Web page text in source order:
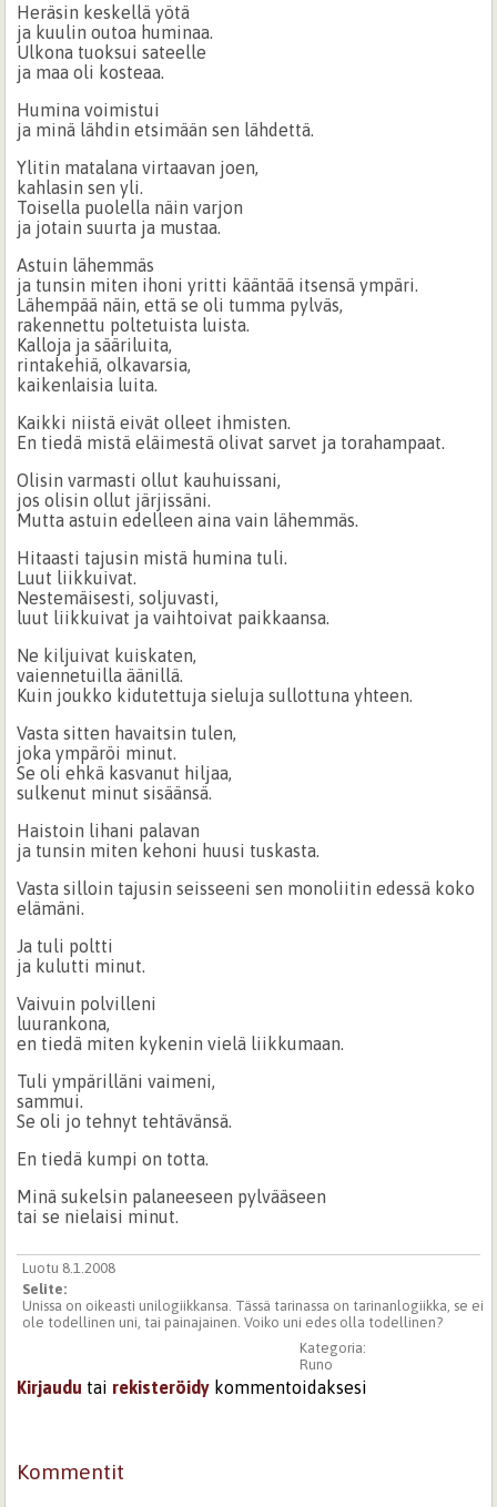
Heräsin keskellä yötä
ja kuulin outoa huminaa.
Ulkona tuoksui sateelle
ja maa oli kosteaa.
Humina voimistui
ja minä lähdin etsimään sen lähdettä.
Ylitin matalana virtaavan joen,
kahlasin sen yli.
Toisella puolella näin varjon
ja jotain suurta ja mustaa.
Astuin lähemmäs
ja tunsin miten ihoni yritti kääntää itsensä ympäri.
Lähempää näin, että se oli tumma pylväs,
rakennettu poltetuista luista.
Kalloja ja sääriluita,
rintakehiä, olkavarsia,
kaikenlaisia luita.
Kaikki niistä eivät olleet ihmisten.
En tiedä mistä eläimestä olivat sarvet ja torahampaat.
Olisin varmasti ollut kauhuissani,
jos olisin ollut järjissäni.
Mutta astuin edelleen aina vain lähemmäs.
Hitaasti tajusin mistä humina tuli.
Luut liikkuivat.
Nestemäisesti, soljuvasti,
luut liikkuivat ja vaihtoivat paikkaansa.
Ne kiljuivat kuiskaten,
vaiennetuilla äänillä.
Kuin joukko kidutettuja sieluja sullottuna yhteen.
Vasta sitten havaitsin tulen,
joka ympäröi minut.
Se oli ehkä kasvanut hiljaa,
sulkenut minut sisäänsä.
Haistoin lihani palavan
ja tunsin miten kehoni huusi tuskasta.
Vasta silloin tajusin seisseeni sen monoliitin edessä koko
elämäni.
Ja tuli poltti
ja kulutti minut.
Vaivuin polvilleni
luurankona,
en tiedä miten kykenin vielä liikkumaan.
Tuli ympärilläni vaimeni,
sammui.
Se oli jo tehnyt tehtävänsä.
En tiedä kumpi on totta.
Minä sukelsin palaneeseen pylvääseen
tai se nielaisi minut.
Luotu 8.1.2008
Selite:
Unissa on oikeasti unilogiikkansa. Tässä tarinassa on tarinanlogiikka, se ei
ole todellinen uni, tai painajainen. Voiko uni edes olla todellinen?
Kategoria:
Runo
Kirjaudu tai rekisteröidy kommentoidaksesi
Kommentit